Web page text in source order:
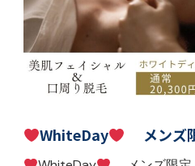
WhiteDay メンズ